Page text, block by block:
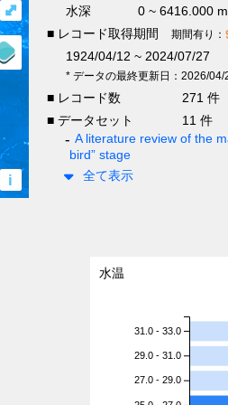
i
⤢
水深
0 ~ 6416.000 m
■ レコード取得期間
期間有り：
1924/04/12 ~ 2024/07/27
* データの最終更新日：2026/04/
■ レコード数
271 件
■ データセット
11 件
A literature review of the
bird” stage
全て表示
水温
31.0 - 33.0
29.0 - 31.0
27.0 - 29.0